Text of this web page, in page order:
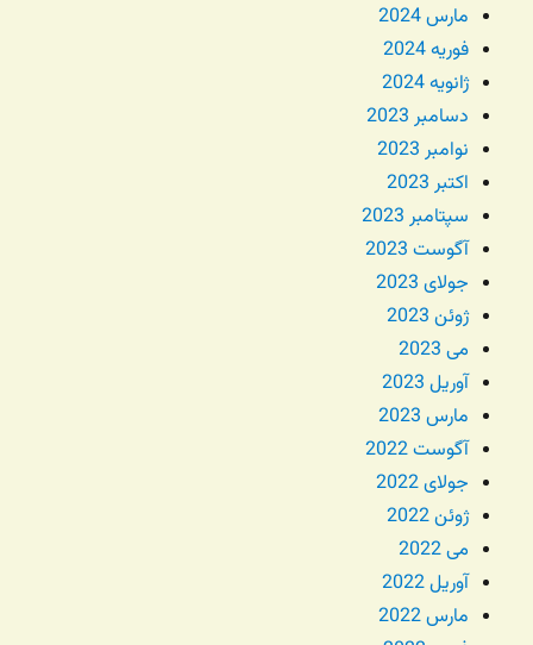
مارس 2024
فوریه 2024
ژانویه 2024
دسامبر 2023
نوامبر 2023
اکتبر 2023
سپتامبر 2023
آگوست 2023
جولای 2023
ژوئن 2023
می 2023
آوریل 2023
مارس 2023
آگوست 2022
جولای 2022
ژوئن 2022
می 2022
آوریل 2022
مارس 2022